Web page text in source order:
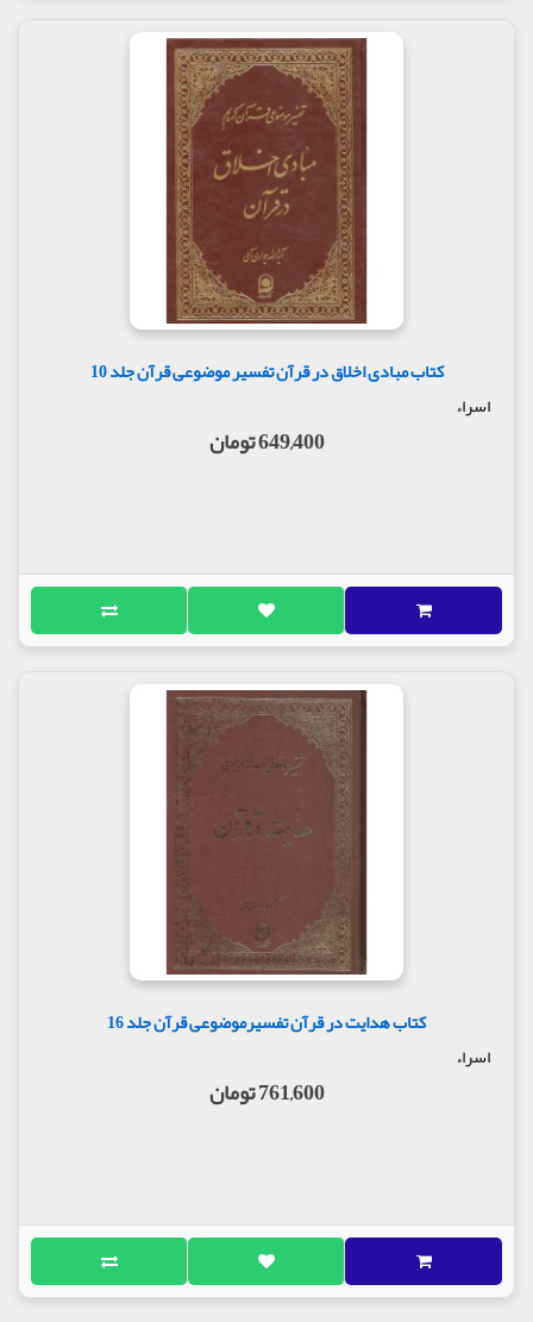
کتاب مبادی اخلاق در قرآن تفسیر موضوعی قرآن جلد 10
اسراء
649,400 تومان
کتاب هدایت در قرآن تفسیرموضوعی قرآن جلد 16
اسراء
761,600 تومان